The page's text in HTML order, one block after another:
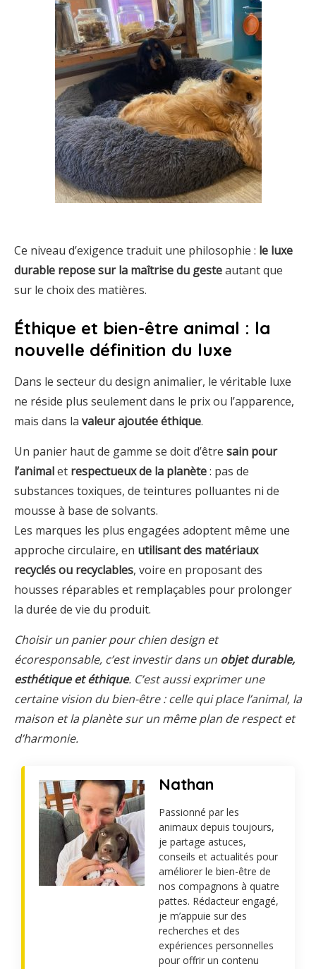
Ce niveau d’exigence traduit une philosophie : le luxe
durable repose sur la maîtrise du gesteautant que
sur le choix des matières.
Éthique et bien-être animal : la
nouvelle définition du luxe
Dans le secteur du design animalier, le véritable luxe
ne réside plus seulement dans le prix ou l’apparence,
mais dans la valeur ajoutée éthique.
Un panier haut de gamme se doit d’être sain pour
l’animalet respectueux de la planète: pas de
substances toxiques, de teintures polluantes ni de
mousse à base de solvants.
Les marques les plus engagées adoptent même une
approche circulaire, en utilisant des matériaux
recyclés ou recyclables, voire en proposant des
housses réparables et remplaçables pour prolonger
la durée de vie du produit.
Choisir un panier pour chien design et
écoresponsable, c’est investir dans un objet durable,
esthétique et éthique. C’est aussi exprimer une
certaine vision du bien-être : celle qui place l’animal, la
maison et la planète sur un même plan de respect et
d’harmonie.
Nathan
Passionné par les
animaux depuis toujours,
je partage astuces,
conseils et actualités pour
améliorer le bien-être de
nos compagnons à quatre
pattes. Rédacteur engagé,
je m’appuie sur des
recherches et des
expériences personnelles
pour offrir un contenu